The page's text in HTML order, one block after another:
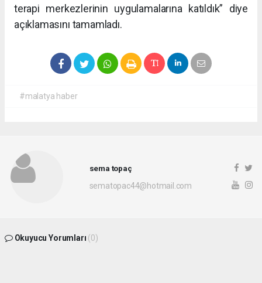
terapi merkezlerinin uygulamalarına katıldık” diye
açıklamasını tamamladı.
#malatya haber
sema topaç
sematopac44@hotmail.com
Okuyucu Yorumları (0)